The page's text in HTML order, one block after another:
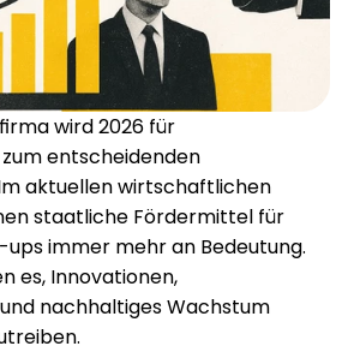
Über uns
Karriere
wird 2026 für
entscheidenden
aktuellen wirtschaftlichen
staatliche Fördermittel für
ups immer mehr an Bedeutung.
es, Innovationen,
nachhaltiges Wachstum